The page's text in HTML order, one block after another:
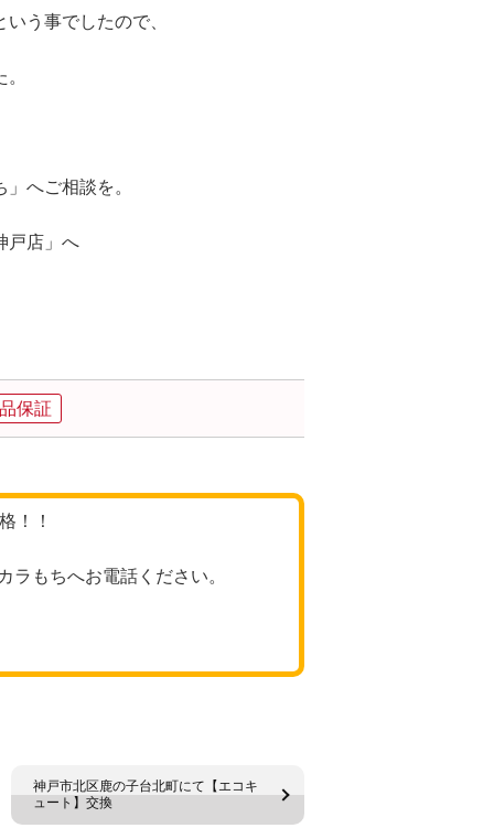
う事でしたので、
へご相談を。
戸店」へ
保証
！！
ラもちへお電話ください。
神戸市北区鹿の子台北町にて【エコキ
ュート】交換